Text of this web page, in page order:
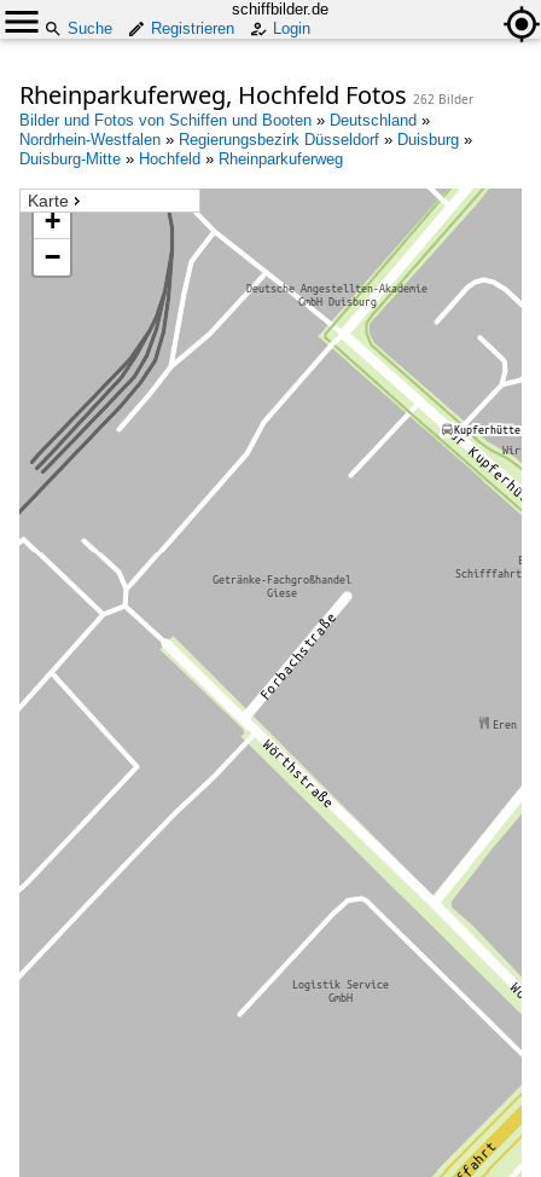
schiffbilder.de
Suche
Registrieren Login
Rheinparkuferweg, Hochfeld Fotos 262 Bilder
Bilder und Fotos von Schiffen und Booten » Deutschland »
Nordrhein-Westfalen » Regierungsbezirk Düsseldorf » Duisburg »
Duisburg-Mitte » Hochfeld » Rheinparkuferweg
Karte
+
−